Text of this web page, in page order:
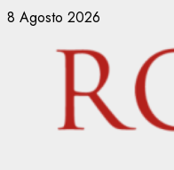
Vai
contenuto
8 Agosto 2026